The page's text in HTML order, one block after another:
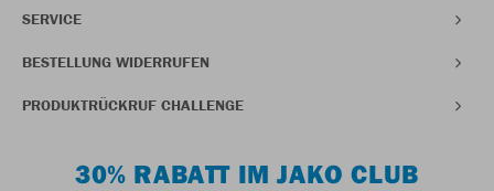
SERVICE
BESTELLUNG WIDERRUFEN
PRODUKTRÜCKRUF CHALLENGE
30% RABATT IM JAKO CLUB